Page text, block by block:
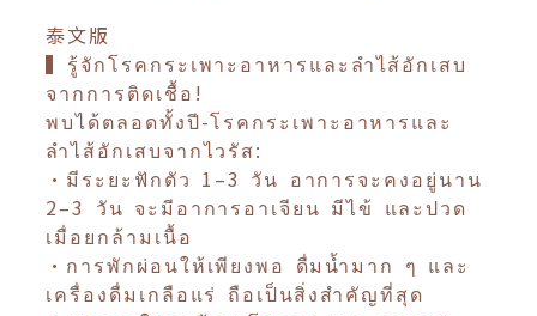
泰文版
▍รู้จักโรคกระเพาะอาหารและลำไส้อักเสบ
จากการติดเชื้อ!
พบได้ตลอดทั้งปี-โรคกระเพาะอาหารและ
ลำไส้อักเสบจากไวรัส:
•มีระยะฟักตัว 1–3 วัน อาการจะคงอยู่นาน
2–3 วัน จะมีอาการอาเจียน มีไข้ และปวด
เมื่อยกล้ามเนื้อ
•การพักผ่อนให้เพียงพอ ดื่มน้ำมาก ๆ และ
เครื่องดื่มเกลือแร่ ถือเป็นสิ่งสำคัญที่สุด